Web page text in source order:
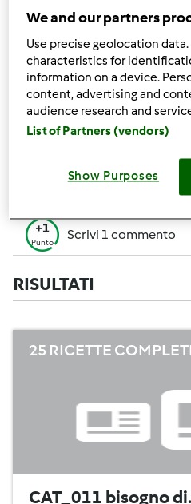
ti servono per passare al
+50
Punti
Vincitore di un
+10
Punti
Creare 1 ricetta (tutti i
campi obbligatori=5
+1
Punto
Scrivi 1 commento
RISULTATI
25 RICETTE
CAT_011 bisogno
We and our partners
Use precise geolocation
characteristics for
information on a device.
content, advertising and
audience research and
List of Partners (vendors)
Show Purposes